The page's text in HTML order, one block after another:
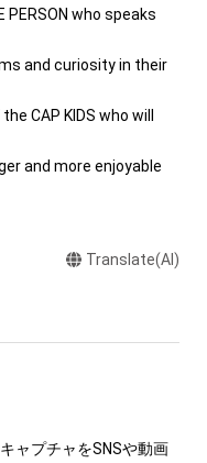
who speaks
and curiosity in their
CAP KIDS who will
and more enjoyable
Translate(AI)
キャプチャをSNSや動画